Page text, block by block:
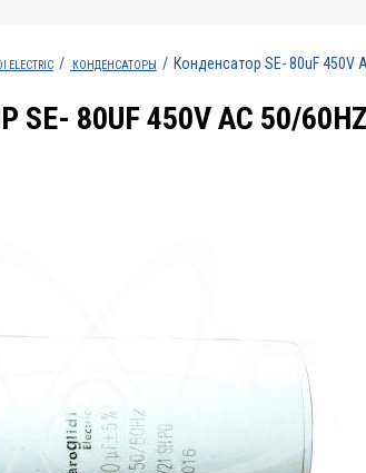
ELECTRIC КОНДЕНСАТОРЫ Конденсатор SE- 80uF 450V
80UF 450V AC 50/60HZ